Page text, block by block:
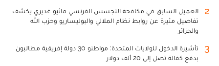
2
العميل السابق في مكافحة التجسس الفرنسي ماثيو غديري يكشف
تفاصيل مثيرة عن روابط نظام الملالي والبوليساريو وحزب الله
والجزائر
3
تأشيرة الدخول للولايات المتحدة: مواطنو 30 دولة إفريقية مطالبون
بدفع كفالة تصل إلى 20 ألف دولار